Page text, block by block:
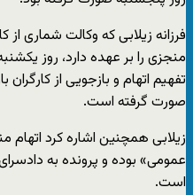
فرزانه زیلابی که وکالت شماری
منجزی را بر عهده دارد، روز
تفهیم اتهام و بازجویی از
صورت گرفته است.
زیلابی همچنین اشاره کرد اتهام
عمومی» بوده و پرونده به
است.